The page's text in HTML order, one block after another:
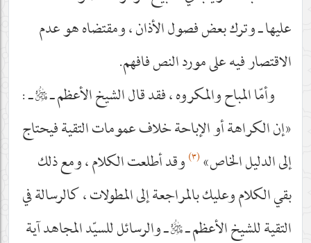
عليها ـ وترك بعض فصول الأذان ، ومقتضاه هو عدم
الاقتصار فيه على مورد النص فافهم.
وأمّا المباح والمكروه ، فقد قال الشيخ الأعظم ـقدس‌سرهـ :
«إن الكراهة أو الإباحة خلاف عمومات التقية فيحتاج
إلى الدليل الخاص»(٣) وقد أطلعت الكلام ، ومع ذلك
بقي الكلام وعليك بالمراجعة إلى المطولات ، كالرسالة في
التقية للشيخ الأعظم ـقدس‌سرهـ والرسائل للسيّد المجاهد آية